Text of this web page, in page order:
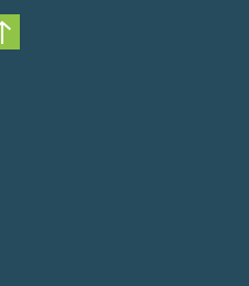
Nach oben scrollen